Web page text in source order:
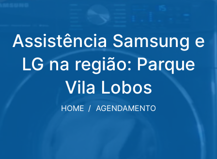
Assistência Samsung e
LG na região: Parque
Vila Lobos
HOME AGENDAMENTO